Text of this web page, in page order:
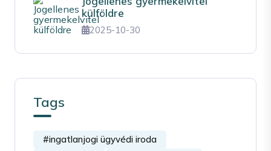
külföldre
2025-10-30
Tags
#ingatlanjogi ügyvédi iroda